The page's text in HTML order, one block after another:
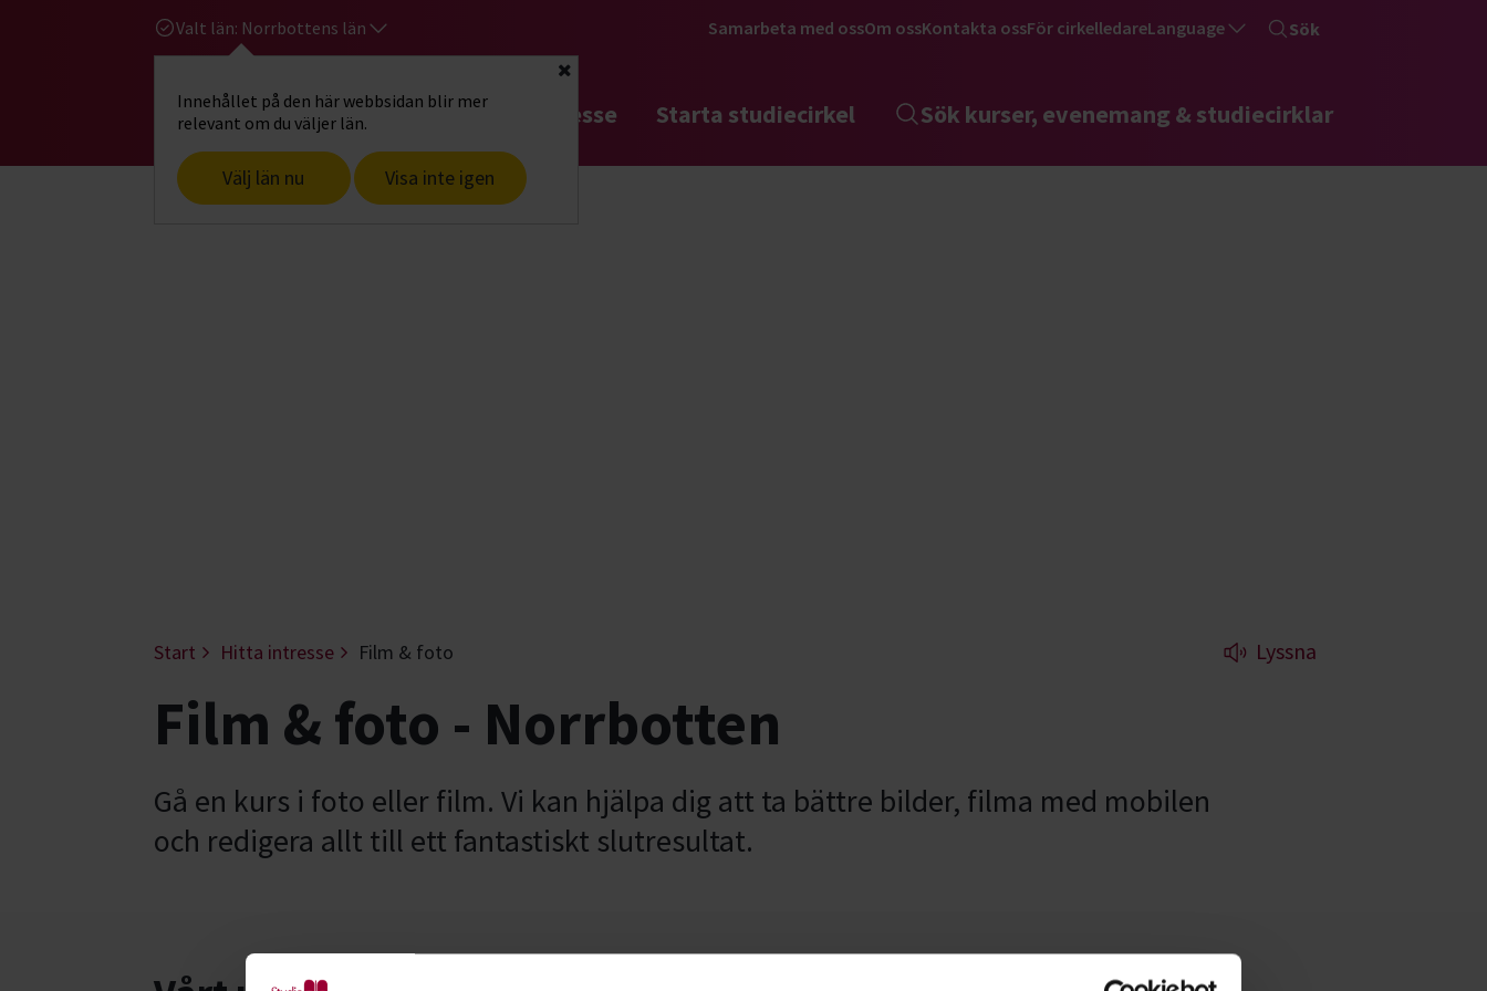
Valt län: Norrbottens län
Innehållet på den här webbsidan blir mer
relevant om du väljer län.
Välj län nu Visa inte igen
Stäng
Samarbeta med ossOm ossKontakta ossFör cirkelledareLanguage Sök
Gå till studiefrämjandets startsidaHitta intresse Starta studiecirkel Sök kurser, evenemang & studiecirklar
Start Hitta intresse Film & foto Lyssna
Film & foto - Norrbotten
Gå en kurs i foto eller film. Vi kan hjälpa dig att ta bättre bilder, filma med mobilen
och redigera allt till ett fantastiskt slutresultat.